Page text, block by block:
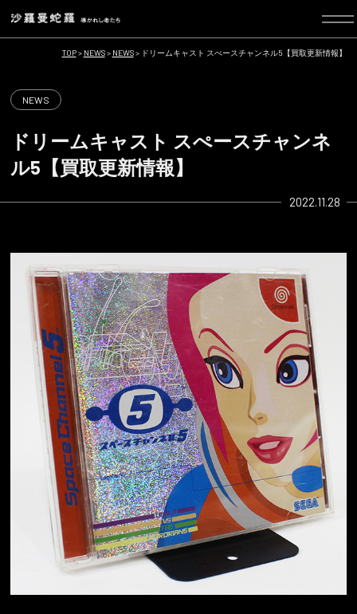
TOP> NEWS> NEWS> ドリームキャスト スぺースチャンネル5【買取更新情報】
NEWS
ドリームキャスト スぺースチャンネ
ル5【買取更新情報】
2022.11.28